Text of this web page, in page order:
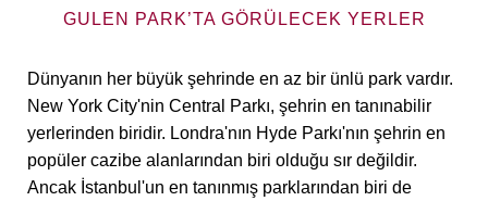
GULEN PARK’TA GÖRÜLECEK YERLER
Dünyanın her büyük şehrinde en az bir ünlü park vardır.
New York City'nin Central Parkı, şehrin en tanınabilir
yerlerinden biridir. Londra'nın Hyde Parkı'nın şehrin en
popüler cazibe alanlarından biri olduğu sır değildir.
Ancak İstanbul'un en tanınmış parklarından biri de